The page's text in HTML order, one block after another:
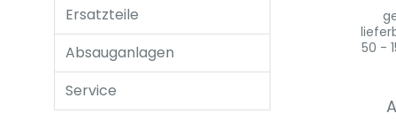
Ersatzteile
Absauganlagen
Service
50 -